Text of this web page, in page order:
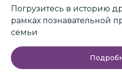
Погрузитесь в историю
рамках познавательной
семьи